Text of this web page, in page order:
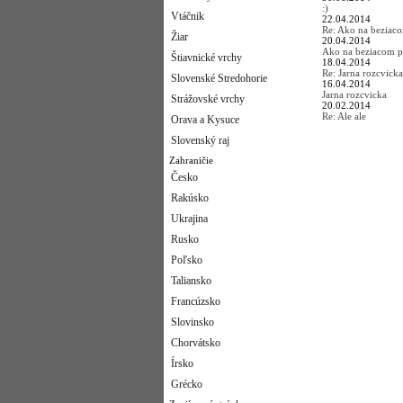
Vtáčnik
Žiar
Štiavnické vrchy
Slovenské Stredohorie
Strážovské vrchy
Orava a Kysuce
Slovenský raj
Zahraničie
Česko
Rakúsko
Ukrajina
Rusko
Poľsko
Taliansko
Francúzsko
Slovinsko
Chorvátsko
Írsko
Grécko
:)
22.04.2014
Re: Ako na
20.04.2014
Ako na beziacom
18.04.2014
Re: Jarna rozcvicka
16.04.2014
Jarna rozcvicka
20.02.2014
Re: Ale ale